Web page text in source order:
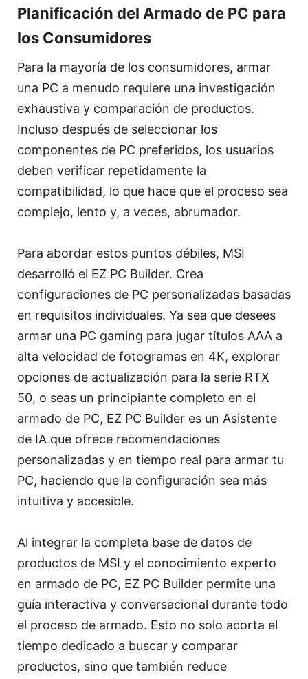
Planificación del Armado de PC para
los Consumidores
Para la mayoría de los consumidores, armar
una PC a menudo requiere una investigación
exhaustiva y comparación de productos.
Incluso después de seleccionar los
componentes de PC preferidos, los usuarios
deben verificar repetidamente la
compatibilidad, lo que hace que el proceso sea
complejo, lento y, a veces, abrumador.
Para abordar estos puntos débiles, MSI
desarrolló el EZ PC Builder. Crea
configuraciones de PC personalizadas basadas
en requisitos individuales. Ya sea que desees
armar una PC gaming para jugar títulos AAA a
alta velocidad de fotogramas en 4K, explorar
opciones de actualización para la serie RTX
50, o seas un principiante completo en el
armado de PC, EZ PC Builder es un Asistente
de IA que ofrece recomendaciones
personalizadas y en tiempo real para armar tu
PC, haciendo que la configuración sea más
intuitiva y accesible.
Al integrar la completa base de datos de
productos de MSI y el conocimiento experto
en armado de PC, EZ PC Builder permite una
guía interactiva y conversacional durante todo
el proceso de armado. Esto no solo acorta el
tiempo dedicado a buscar y comparar
productos, sino que también reduce